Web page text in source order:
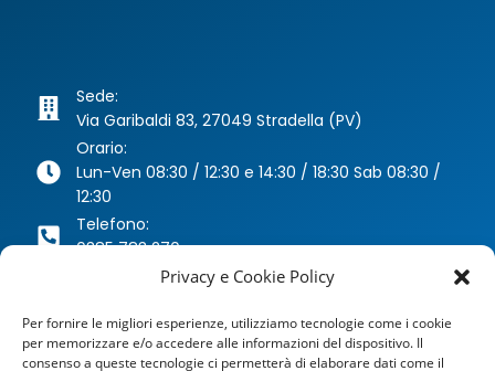
Privacy e Cookie Policy
Per fornire le migliori esperienze, utilizziamo tecnologie come i cookie
per memorizzare e/o accedere alle informazioni del dispositivo. Il
consenso a queste tecnologie ci permetterà di elaborare dati come il
Sede:
Via Garibaldi 83, 27049 Stradella (PV)
Orario:
Lun-Ven 08:30 / 12:30 e 14:30 / 18:30 Sab 08:30 /
12:30
Telefono:
0385 783 270
Email:
agenzia@dragoniassicurazioni.it